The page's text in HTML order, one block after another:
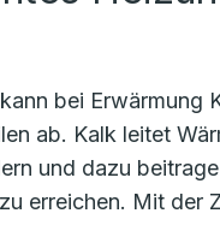
bei Erwärmung
ab. Kalk leitet
und dazu
erreichen. Mit der